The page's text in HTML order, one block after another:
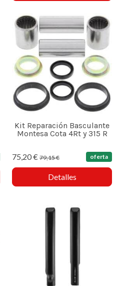
Kit Reparación Basculante
Montesa Cota 4Rt y 315 R
75,20 € 79,15 € oferta
Detalles